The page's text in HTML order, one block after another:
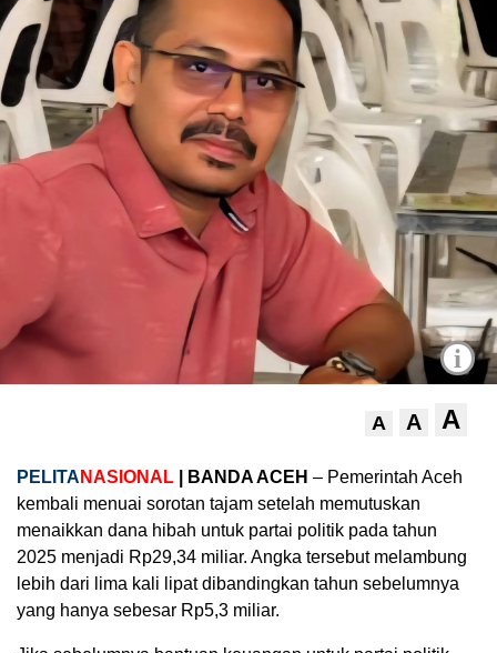
i
A A A
PELITA NASIONAL | BANDA ACEH – Pemerintah Aceh
kembali menuai sorotan tajam setelah memutuskan
menaikkan dana hibah untuk partai politik pada tahun
2025 menjadi Rp29,34 miliar. Angka tersebut melambung
lebih dari lima kali lipat dibandingkan tahun sebelumnya
yang hanya sebesar Rp5,3 miliar.